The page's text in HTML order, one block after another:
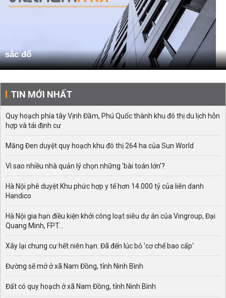
sắc đổ
TIN MỚI NHẤT
Quy hoạch phía tây Vịnh Đầm, Phú Quốc thành khu đô thị du lịch hỗn
hợp và tái định cư
Măng Đen duyệt quy hoạch khu đô thị 264 ha của Sun World
Vì sao nhiều nhà quản lý chọn những 'bài toán lớn'?
Hà Nội phê duyệt Khu phức hợp y tế hơn 14.000 tỷ của liên danh
Handico
Hà Nội gia hạn điều kiện khởi công loạt siêu dự án của Vingroup, Đại
Quang Minh, FPT...
Xây lại chung cư hết niên hạn: Đã đến lúc bỏ 'cơ chế bao cấp'
Đường sẽ mở ở xã Nam Đồng, tỉnh Ninh Bình
Đất có quy hoạch ở xã Nam Đồng, tỉnh Ninh Bình